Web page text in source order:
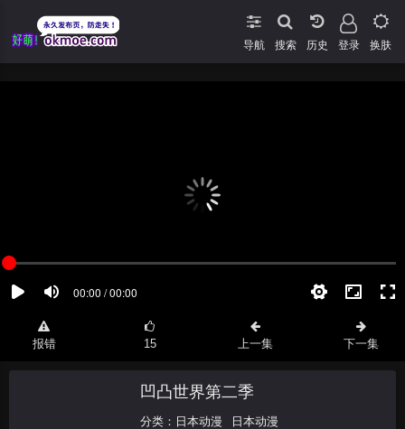
导航 搜索 登录 换肤
报错 15 上一集 下一集
凹凸世界第二季
分类： 日本动漫 日本动漫